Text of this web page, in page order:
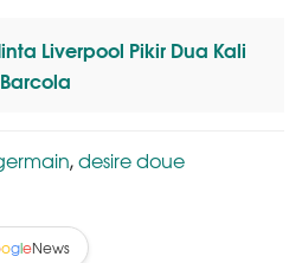
Liverpool Pikir Dua Kali
,desire doue
ogleNews